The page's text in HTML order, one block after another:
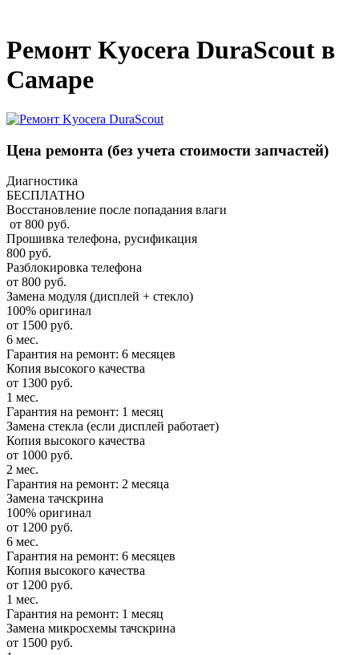
Ремонт Kyocera DuraScout в
Самаре
Цена ремонта (без учета стоимости запчастей)
Диагностика
БЕСПЛАТНО
Восстановление после попадания влаги
от 800 руб.
Прошивка телефона, русификация
800 руб.
Разблокировка телефона
от 800 руб.
Замена модуля (дисплей + стекло)
100% оригинал
от 1500 руб.
6 мес.
Гарантия на ремонт: 6 месяцев
Копия высокого качества
от 1300 руб.
1 мес.
Гарантия на ремонт: 1 месяц
Замена стекла (если дисплей работает)
Копия высокого качества
от 1000 руб.
2 мес.
Гарантия на ремонт: 2 месяца
Замена тачскрина
100% оригинал
от 1200 руб.
6 мес.
Гарантия на ремонт: 6 месяцев
Копия высокого качества
от 1200 руб.
1 мес.
Гарантия на ремонт: 1 месяц
Замена микросхемы тачскрина
от 1500 руб.